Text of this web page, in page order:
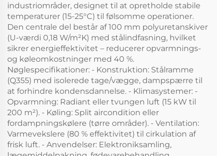
industriområder, designet til at opretholde stabile
temperaturer (15-25°C) til følsomme operationer.
Den centrale del består af 100 mm polyuretanskiver
(U-værdi 0,18 W/m²K) med stålindfasning, hvilket
sikrer energieffektivitet – reducerer opvarmnings-
og køleomkostninger med 40 %.
Nøglespecifikationer: - Konstruktion: Stålramme
(Q355) med isolerede tage/vægge, dampspærre til
at forhindre kondensdannelse. - Klimasystemer: -
Opvarmning: Radiant eller tvungen luft (15 kW til
200 m²). - Køling: Split aircondition eller
fordampningskølere (tørre områder). - Ventilation:
Varmevekslere (80 % effektivitet) til cirkulation af
frisk luft. - Anvendelser: Elektroniksamling,